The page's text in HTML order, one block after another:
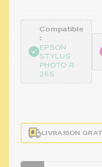
Compatible
:
EPSON
STYLUS
PHOTO R
265
LIVRAISON